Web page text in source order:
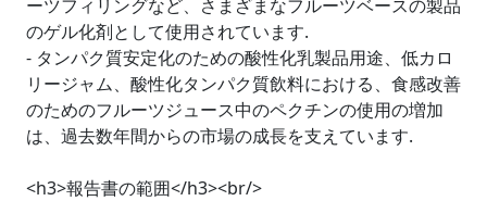
ーツフィリングなど、さまざまなフルーツベースの製品
のゲル化剤として使用されています.
- タンパク質安定化のための酸性化乳製品用途、低カロ
リージャム、酸性化タンパク質飲料における、食感改善
のためのフルーツジュース中のペクチンの使用の増加
は、過去数年間からの市場の成長を支えています.
<h3>報告書の範囲</h3><br/>